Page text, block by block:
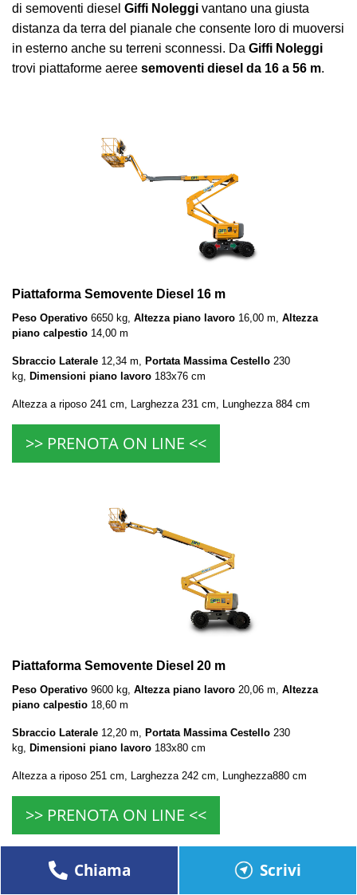
di semoventi diesel Giffi Noleggi vantano una giusta
distanza da terra del pianale che consente loro di muoversi
in esterno anche su terreni sconnessi. Da Giffi Noleggi
trovi piattaforme aeree semoventi diesel da 16 a 56 m.
Piattaforma Semovente Diesel 16 m
Peso Operativo 6650 kg, Altezza piano lavoro 16,00 m, Altezza
piano calpestio 14,00 m
Sbraccio Laterale 12,34 m, Portata Massima Cestello 230
kg,
Dimensioni piano lavoro 183x76 cm
Altezza a riposo 241 cm, Larghezza 231 cm, Lunghezza 884 cm
>> PRENOTA ON LINE <<
Piattaforma Semovente Diesel 20 m
Peso Operativo 9600 kg, Altezza piano lavoro 20,06 m, Altezza
piano calpestio 18,60 m
Sbraccio Laterale 12,20 m, Portata Massima Cestello 230
kg, Dimensioni piano lavoro 183x80 cm
Altezza a riposo 251 cm, Larghezza 242 cm, Lunghezza880 cm
>> PRENOTA ON LINE <<
Chiama Scrivi